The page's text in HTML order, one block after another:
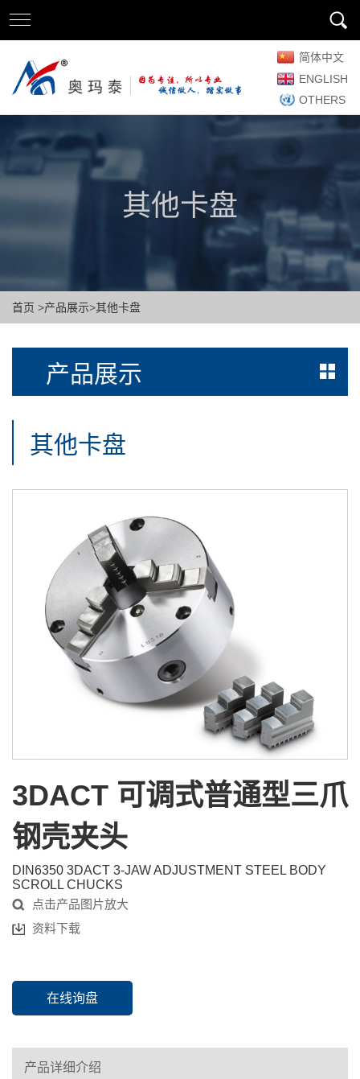
简体中文
ENGLISH
OTHERS
其他卡盘
首页 >产品展示>其他卡盘
产品展示
其他卡盘
3DACT 可调式普通型三爪
钢壳夹头
DIN6350 3DACT 3-JAW ADJUSTMENT STEEL BODY
SCROLL CHUCKS
点击产品图片放大
资料下载
在线询盘
产品详细介绍